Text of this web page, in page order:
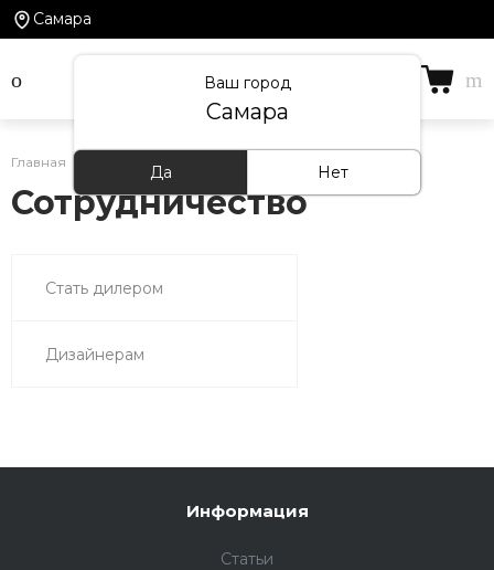
Самара
Ваш город
Самара
Да Нет
Главная Сотрудничество
Сотрудничество
Стать дилером
Дизайнерам
Информация
Статьи